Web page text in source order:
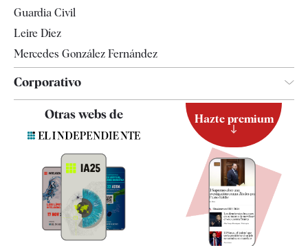
Guardia Civil
Leire Díez
Mercedes González Fernández
Corporativo
Contacto
Quiénes somos
Especificaciones
Otras webs de Hazte premium